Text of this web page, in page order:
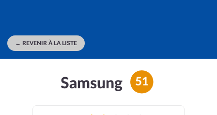
← REVENIR À LA LISTE
Samsung 51